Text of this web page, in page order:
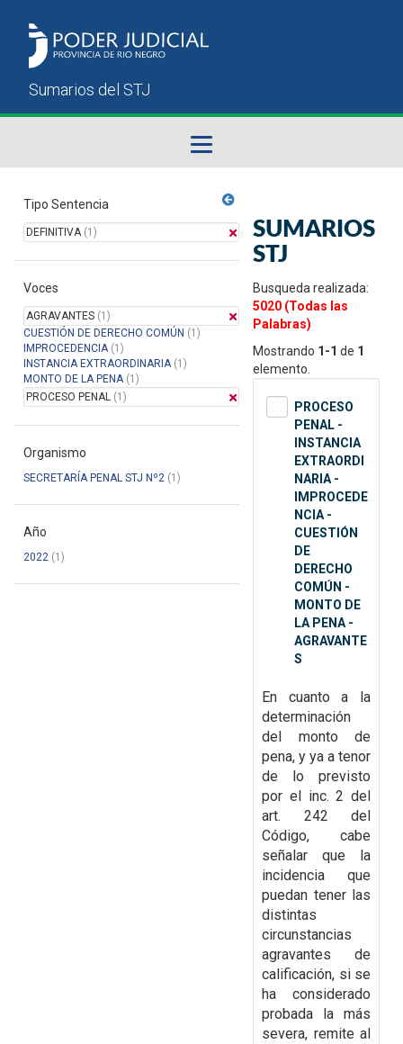
Sumarios del STJ
Manual del Usuario
Tipo Sentencia
DEFINITIVA(1)
Voces
AGRAVANTES (1)
CUESTIÓN DE DERECHO COMÚN (1)
IMPROCEDENCIA(1)
INSTANCIA EXTRAORDINARIA(1)
MONTO DE LA PENA(1)
PROCESO PENAL (1)
Organismo
SECRETARÍA PENAL STJ Nº2 (1)
Año
2022 (1)
SUMARIOS
STJ
Busqueda realizada:
5020 (Todas las
Palabras)
Mostrando 1-1 de 1
elemento.
PROCESO
PENAL -
INSTANCIA
EXTRAORDI
NARIA -
IMPROCEDE
NCIA -
CUESTIÓN
DE
DERECHO
COMÚN -
MONTO DE
LA PENA -
AGRAVANTE
S
En cuanto a la
determinación
del monto de
pena, y ya a tenor
de lo previsto
por el inc. 2 del
art. 242 del
Código, cabe
señalar que la
incidencia que
puedan tener las
distintas
circunstancias
agravantes de
calificación, si se
ha considerado
probada la más
severa, remite al